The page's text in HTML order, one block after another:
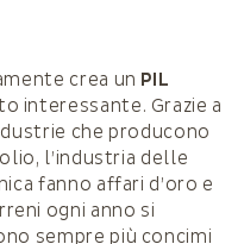
crea un PIL
interessante. Grazie a
che producono
l’industria delle
fanno affari d’oro e
ogni anno si
sempre più concimi